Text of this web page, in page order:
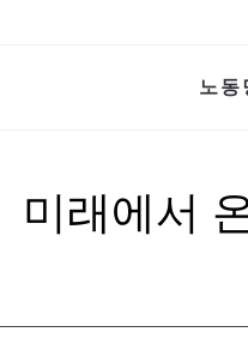
노동
미래에서